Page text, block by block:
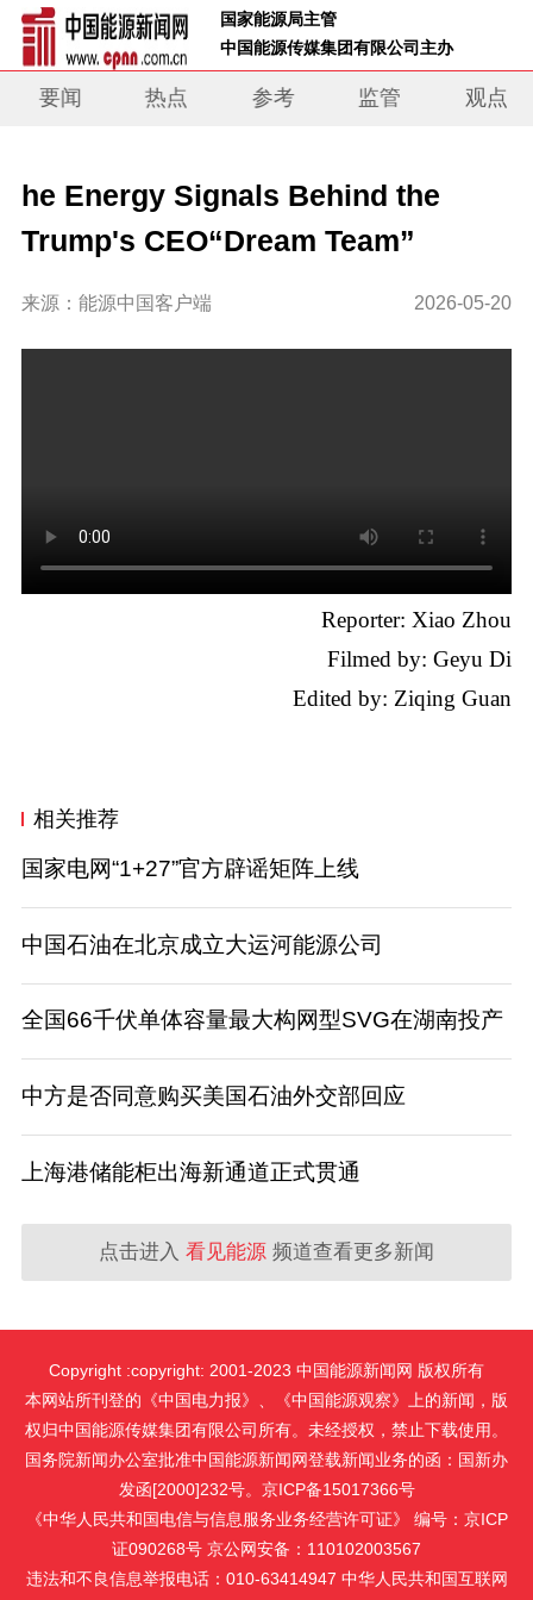
国家能源局主管
中国能源传媒集团有限公司主办
要闻 热点 参考 监管 观点
he Energy Signals Behind the
Trump's CEO“Dream Team”
来源：能源中国客户端 2026-05-20
Reporter: Xiao Zhou
Filmed by: Geyu Di
Edited by: Ziqing Guan
相关推荐
国家电网“1+27”官方辟谣矩阵上线
中国石油在北京成立大运河能源公司
全国66千伏单体容量最大构网型SVG在湖南投产
中方是否同意购买美国石油外交部回应
上海港储能柜出海新通道正式贯通
点击进入 看见能源 频道查看更多新闻
Copyright :copyright: 2001-2023 中国能源新闻网 版权所有
本网站所刊登的《中国电力报》、《中国能源观察》上的新闻，版
权归中国能源传媒集团有限公司所有。未经授权，禁止下载使用。
国务院新闻办公室批准中国能源新闻网登载新闻业务的函：国新办
发函[2000]232号。京ICP备15017366号
《中华人民共和国电信与信息服务业务经营许可证》 编号：京ICP
证090268号 京公网安备：110102003567
违法和不良信息举报电话：010-63414947 中华人民共和国互联网